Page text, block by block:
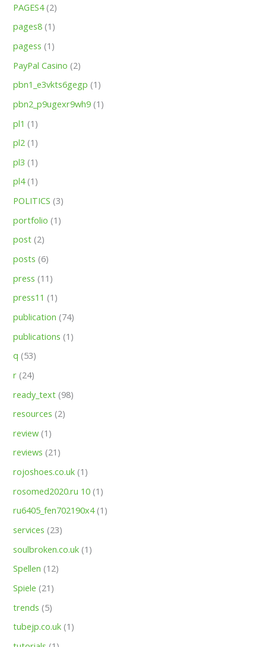
PAGES4(2)
pages8 (1)
pagess (1)
PayPal Casino (2)
pbn1_e3vkts6gegp (1)
pbn2_p9ugexr9wh9 (1)
pl1 (1)
pl2 (1)
pl3 (1)
pl4(1)
POLITICS (3)
portfolio (1)
post (2)
posts (6)
press (11)
press11 (1)
publication (74)
publications (1)
q (53)
r (24)
ready_text (98)
resources (2)
review (1)
reviews (21)
rojoshoes.co.uk (1)
rosomed2020.ru 10 (1)
ru6405_fen702190x4(1)
services (23)
soulbroken.co.uk (1)
Spellen (12)
Spiele (21)
trends (5)
tubejp.co.uk (1)